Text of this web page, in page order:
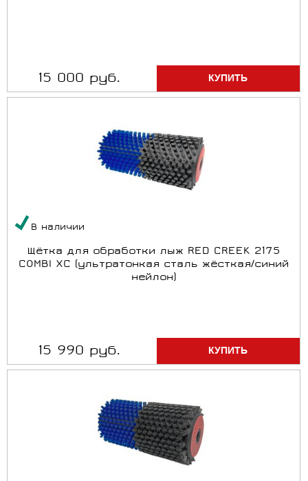
15 000 руб.
В наличии
Щётка для обработки лыж RED CREEK 2175
COMBI XC (ультратонкая сталь жёсткая/синий
нейлон)
15 990 руб.